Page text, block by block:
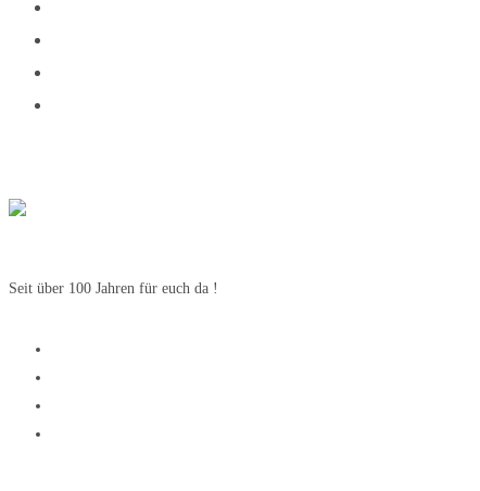
Seit über 100 Jahren für euch da !